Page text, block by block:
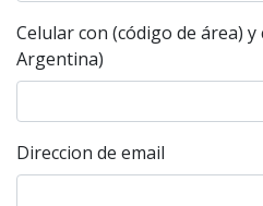
Celular con (código de área)
Argentina)
Direccion de email